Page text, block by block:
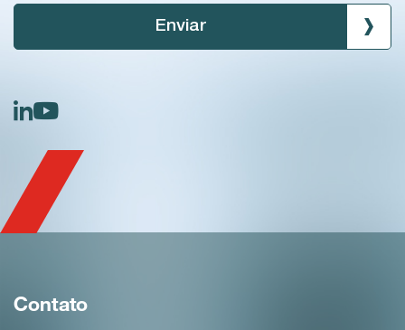
Contato
Enviar
linkedinyoutube